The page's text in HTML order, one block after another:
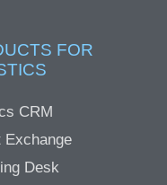
FOR
CRM
Exchange
Desk